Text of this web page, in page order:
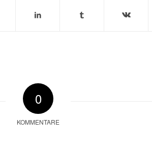
0
KOMMENTARE